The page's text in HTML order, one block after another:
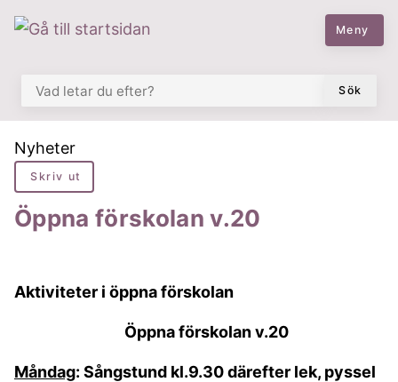
till innehåll
till huvudmeny Meny
Sök
Du är här:
Nyheter
Skriv ut
Öppna förskolan v.20
Aktiviteter i öppna förskolan
Öppna förskolan v.20
Måndag: Sångstund kl.9.30 därefter lek, pyssel